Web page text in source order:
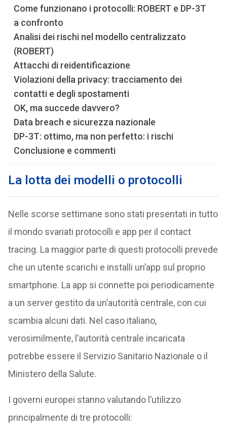
Come funzionano i protocolli: ROBERT e DP-3T
a confronto
Analisi dei rischi nel modello centralizzato
(ROBERT)
Attacchi di reidentificazione
Violazioni della privacy: tracciamento dei
contatti e degli spostamenti
OK, ma succede davvero?
Data breach e sicurezza nazionale
DP-3T: ottimo, ma non perfetto: i rischi
Conclusione e commenti
La lotta dei modelli o protocolli
Nelle scorse settimane sono stati presentati in tutto
il mondo svariati protocolli e app per il contact
tracing. La maggior parte di questi protocolli prevede
che un utente scarichi e installi un’app sul proprio
smartphone. La app si connette poi periodicamente
a un server gestito da un’autorità centrale, con cui
scambia alcuni dati. Nel caso italiano,
verosimilmente, l’autorità centrale incaricata
potrebbe essere il Servizio Sanitario Nazionale o il
Ministero della Salute.
I governi europei stanno valutando l’utilizzo
principalmente di tre protocolli: